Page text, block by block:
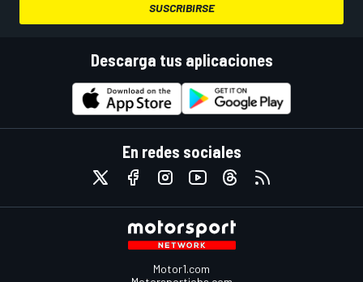
SUSCRIBIRSE
Descarga tus aplicaciones
En redes sociales
Motor1.com